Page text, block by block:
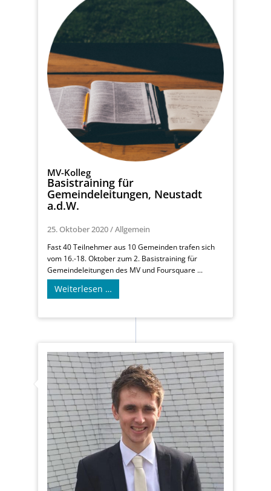
MV-Kolleg
Basistraining für
Gemeindeleitungen, Neustadt
a.d.W.
25. Oktober 2020/Allgemein
Fast 40 Teilnehmer aus 10 Gemeinden trafen sich
vom 16.-18. Oktober zum 2. Basistraining für
Gemeindeleitungen des MV und Foursquare ...
Weiterlesen …